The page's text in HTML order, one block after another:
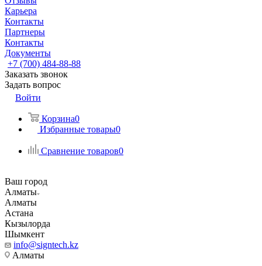
Карьера
Контакты
Партнеры
Контакты
Документы
+7 (700) 484-88-88
Заказать звонок
Задать вопрос
Войти
Корзина0
Избранные товары0
Сравнение товаров0
Ваш город
Алматы
Алматы
Астана
Кызылорда
Шымкент
info@signtech.kz
Алматы